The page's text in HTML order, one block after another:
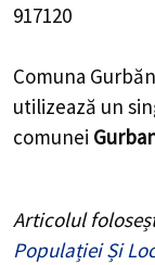
917120
Comuna
utilizează un
comunei
Articolul
Populației Și